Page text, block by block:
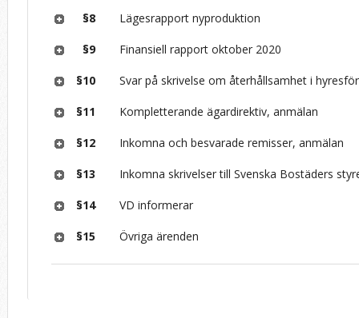
§8 Lägesrapport nyproduktion
§9 Finansiell rapport oktober 2020
§10 Svar på skrivelse om återhållsamhet i
§11 Kompletterande ägardirektiv, anmälan
§12 Inkomna och besvarade remisser, anmälan
§13 Inkomna skrivelser till Svenska Bostäders
§14 VD informerar
§15 Övriga ärenden